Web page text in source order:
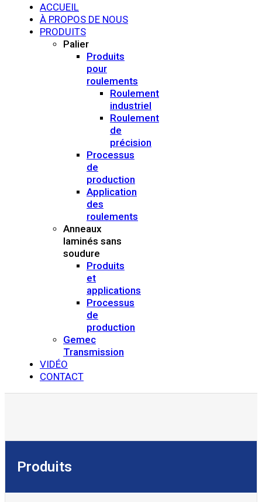
ACCUEIL
À PROPOS DE NOUS
PRODUITS
Palier
Produits
pour
roulements
Roulement
industriel
Roulement
de
précision
Processus
de
production
Application
des
roulements
Anneaux
laminés sans
soudure
Produits
et
applications
Processus
de
production
Gemec
Transmission
VIDÉO
CONTACT
Produits